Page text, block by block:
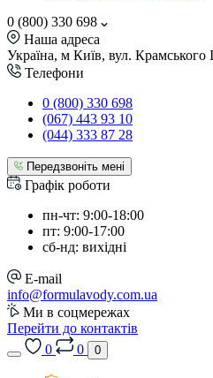
0 (800) 330 698
Наша адреса
Україна, м Київ, вул. Крамського
Телефони
0 (800) 330 698
(067) 443 93 10
(044) 333 87 28
Передзвоніть мені
Графік роботи
пн-чт: 9:00-18:00
пт: 9:00-17:00
сб-нд: вихідні
E-mail
info@formulavody.com.ua
Ми в соцмережах
Перейти до контактів
0
0 0